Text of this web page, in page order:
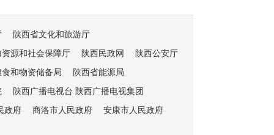
陕西省文化和旅游厅
源和社会保障厅
陕西民政网
陕西公安厅
和物资储备局
陕西省能源局
陕西广播电视台 陕西广播电视集团
政府
商洛市人民政府 安康市人民政府